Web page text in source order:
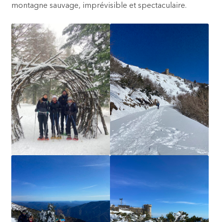
montagne sauvage, imprévisible et spectaculaire.